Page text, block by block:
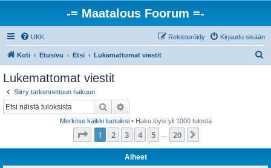
-= Maatalous Foorum =-
UKK Kirjaudu sisään
Rekisteröidy
Koti Etusivu Etsi Lukemattomat viestit
Lukemattomat viestit
Siirry tarkennettuun hakuun
Etsi
Merkitse kaikki luetuiksi• Haku löysi yli 1000 tulosta
Sivu /20
1 2 3 4 5 20
Aiheet